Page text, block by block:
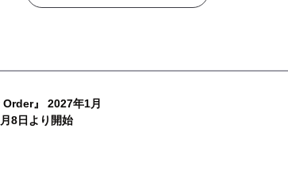
』 2027年1月
8日より開始